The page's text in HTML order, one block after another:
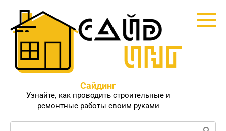
контенту
Сайдинг
Узнайте, как проводить строительные и
ремонтные работы своим руками
Поиск: